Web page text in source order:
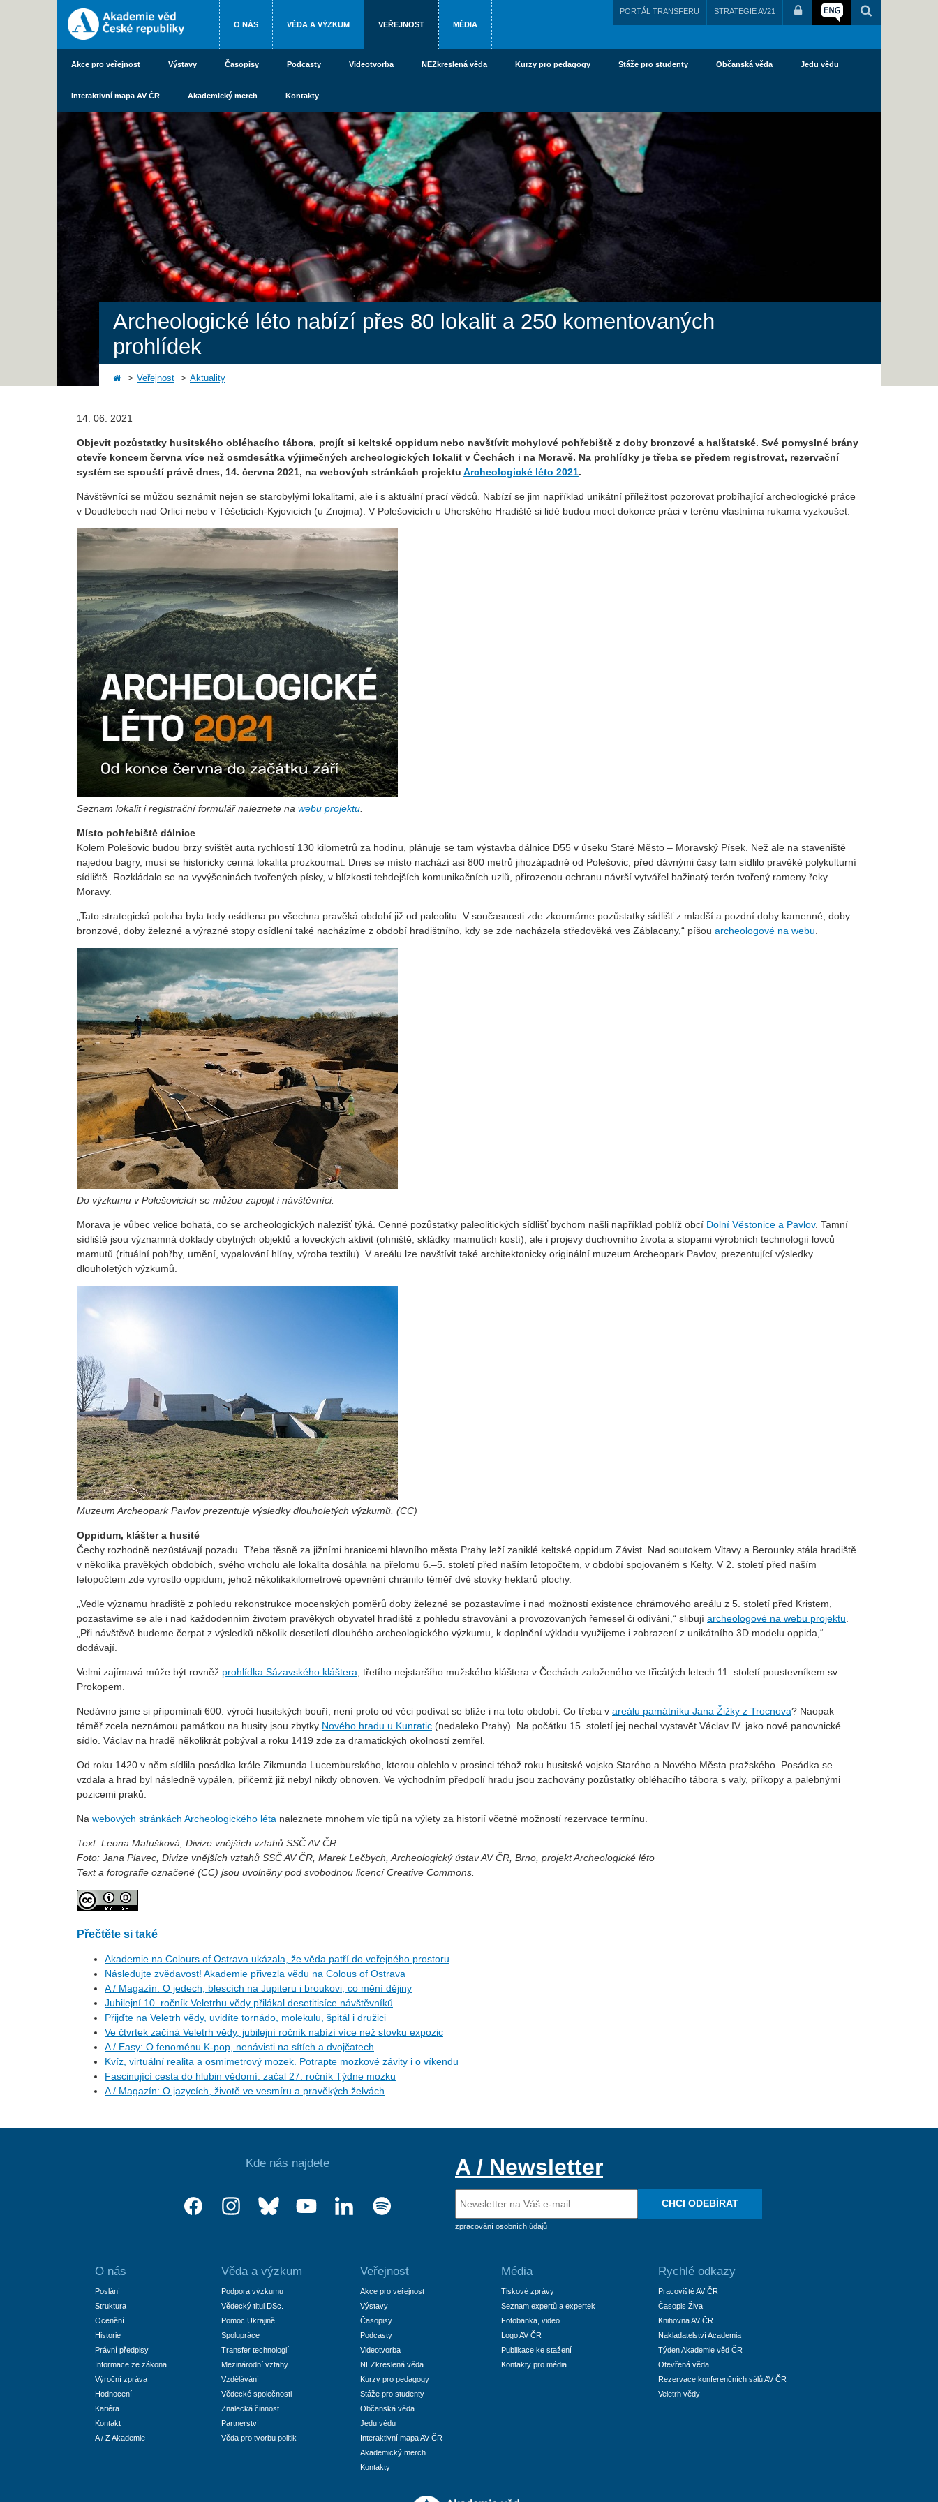
O NÁS VĚDA A VÝZKUM VEŘEJNOST MÉDIA
PORTÁL TRANSFERU STRATEGIE AV21
Akce pro veřejnost Výstavy Časopisy Podcasty Videotvorba NEZkreslená věda Kurzy pro pedagogy Stáže pro studenty Občanská věda Jedu vědu
Interaktivní mapa AV ČR Akademický merch Kontakty
Archeologické léto nabízí přes 80 lokalit a 250 komentovaných
prohlídek
Veřejnost Aktuality
14. 06. 2021
Objevit pozůstatky husitského obléhacího tábora, projít si keltské oppidum nebo navštívit mohylové pohřebiště z doby bronzové a halštatské. Své pomyslné brány
otevře koncem června více než osmdesátka výjimečných archeologických lokalit v Čechách i na Moravě. Na prohlídky je třeba se předem registrovat, rezervační
systém se spouští právě dnes, 14. června 2021, na webových stránkách projektu Archeologické léto 2021.
Návštěvníci se můžou seznámit nejen se starobylými lokalitami, ale i s aktuální prací vědců. Nabízí se jim například unikátní příležitost pozorovat probíhající archeologické práce
v Doudlebech nad Orlicí nebo v Těšeticích-Kyjovicích (u Znojma). V Polešovicích u Uherského Hradiště si lidé budou moct dokonce práci v terénu vlastníma rukama vyzkoušet.
Seznam lokalit i registrační formulář naleznete na webu projektu.
Místo pohřebiště dálnice
Kolem Polešovic budou brzy svištět auta rychlostí 130 kilometrů za hodinu, plánuje se tam výstavba dálnice D55 v úseku Staré Město – Moravský Písek. Než ale na staveniště
najedou bagry, musí se historicky cenná lokalita prozkoumat. Dnes se místo nachází asi 800 metrů jihozápadně od Polešovic, před dávnými časy tam sídlilo pravěké polykulturní
sídliště. Rozkládalo se na vyvýšeninách tvořených písky, v blízkosti tehdejších komunikačních uzlů, přirozenou ochranu návrší vytvářel bažinatý terén tvořený rameny řeky
Moravy.
„Tato strategická poloha byla tedy osídlena po všechna pravěká období již od paleolitu. V současnosti zde zkoumáme pozůstatky sídlišť z mladší a pozdní doby kamenné, doby
bronzové, doby železné a výrazné stopy osídlení také nacházíme z období hradištního, kdy se zde nacházela středověká ves Záblacany,“ píšou archeologové na webu.
Do výzkumu v Polešovicích se můžou zapojit i návštěvníci.
Morava je vůbec velice bohatá, co se archeologických nalezišť týká. Cenné pozůstatky paleolitických sídlišť bychom našli například poblíž obcí Dolní Věstonice a Pavlov. Tamní
sídliště jsou významná doklady obytných objektů a loveckých aktivit (ohniště, skládky mamutích kostí), ale i projevy duchovního života a stopami výrobních technologií lovců
mamutů (rituální pohřby, umění, vypalování hlíny, výroba textilu). V areálu lze navštívit také architektonicky originální muzeum Archeopark Pavlov, prezentující výsledky
dlouholetých výzkumů.
Muzeum Archeopark Pavlov prezentuje výsledky dlouholetých výzkumů. (CC)
Oppidum, klášter a husité
Čechy rozhodně nezůstávají pozadu. Třeba těsně za jižními hranicemi hlavního města Prahy leží zaniklé keltské oppidum Závist. Nad soutokem Vltavy a Berounky stála hradiště
v několika pravěkých obdobích, svého vrcholu ale lokalita dosáhla na přelomu 6.–5. století před naším letopočtem, v období spojovaném s Kelty. V 2. století před naším
letopočtem zde vyrostlo oppidum, jehož několikakilometrové opevnění chránilo téměř dvě stovky hektarů plochy.
„Vedle významu hradiště z pohledu rekonstrukce mocenských poměrů doby železné se pozastavíme i nad možností existence chrámového areálu z 5. století před Kristem,
pozastavíme se ale i nad každodenním životem pravěkých obyvatel hradiště z pohledu stravování a provozovaných řemesel či odívání,“ slibují archeologové na webu projektu.
„Při návštěvě budeme čerpat z výsledků několik desetiletí dlouhého archeologického výzkumu, k doplnění výkladu využijeme i zobrazení z unikátního 3D modelu oppida,“
dodávají.
Velmi zajímavá může být rovněž prohlídka Sázavského kláštera, třetího nejstaršího mužského kláštera v Čechách založeného ve třicátých letech 11. století poustevníkem sv.
Prokopem.
Nedávno jsme si připomínali 600. výročí husitských bouří, není proto od věci podívat se blíže i na toto období. Co třeba v areálu památníku Jana Žižky z Trocnova? Naopak
téměř zcela neznámou památkou na husity jsou zbytky Nového hradu u Kunratic (nedaleko Prahy). Na počátku 15. století jej nechal vystavět Václav IV. jako nové panovnické
sídlo. Václav na hradě několikrát pobýval a roku 1419 zde za dramatických okolností zemřel.
Od roku 1420 v něm sídlila posádka krále Zikmunda Lucemburského, kterou oblehlo v prosinci téhož roku husitské vojsko Starého a Nového Města pražského. Posádka se
vzdala a hrad byl následně vypálen, přičemž již nebyl nikdy obnoven. Ve východním předpolí hradu jsou zachovány pozůstatky obléhacího tábora s valy, příkopy a palebnými
pozicemi praků.
Na webových stránkách Archeologického léta naleznete mnohem víc tipů na výlety za historií včetně možností rezervace termínu.
Text: Leona Matušková, Divize vnějších vztahů SSČ AV ČR
Foto: Jana Plavec, Divize vnějších vztahů SSČ AV ČR, Marek Lečbych, Archeologický ústav AV ČR, Brno, projekt Archeologické léto
Text a fotografie označené (CC) jsou uvolněny pod svobodnou licencí Creative Commons.
Přečtěte si také
Akademie na Colours of Ostrava ukázala, že věda patří do veřejného prostoru
Následujte zvědavost! Akademie přivezla vědu na Colous of Ostrava
A / Magazín: O jedech, blescích na Jupiteru i broukovi, co mění dějiny
Jubilejní 10. ročník Veletrhu vědy přilákal desetitisíce návštěvníků
Přijďte na Veletrh vědy, uvidíte tornádo, molekulu, špitál i družici
Ve čtvrtek začíná Veletrh vědy, jubilejní ročník nabízí více než stovku expozic
A / Easy: O fenoménu K-pop, nenávisti na sítích a dvojčatech
Kvíz, virtuální realita a osmimetrový mozek. Potrapte mozkové závity i o víkendu
Fascinující cesta do hlubin vědomí: začal 27. ročník Týdne mozku
A / Magazín: O jazycích, životě ve vesmíru a pravěkých želvách
Kde nás najdete A / Newsletter
zpracování osobních údajů
CHCI ODEBÍRAT
O nás
Poslání
Struktura
Ocenění
Historie
Právní předpisy
Informace ze zákona
Výroční zpráva
Hodnocení
Kariéra
Kontakt
A / Z Akademie
Věda a výzkum
Podpora výzkumu
Vědecký titul DSc.
Pomoc Ukrajině
Spolupráce
Transfer technologií
Mezinárodní vztahy
Vzdělávání
Vědecké společnosti
Znalecká činnost
Partnerství
Věda pro tvorbu politik
Veřejnost
Akce pro veřejnost
Výstavy
Časopisy
Podcasty
Videotvorba
NEZkreslená věda
Kurzy pro pedagogy
Stáže pro studenty
Občanská věda
Jedu vědu
Interaktivní mapa AV ČR
Akademický merch
Kontakty
Média
Tiskové zprávy
Seznam expertů a expertek
Fotobanka, video
Logo AV ČR
Publikace ke stažení
Kontakty pro média
Rychlé odkazy
Pracoviště AV ČR
Časopis Živa
Knihovna AV ČR
Nakladatelství Academia
Týden Akademie věd ČR
Otevřená věda
Rezervace konferenčních sálů AV ČR
Veletrh vědy